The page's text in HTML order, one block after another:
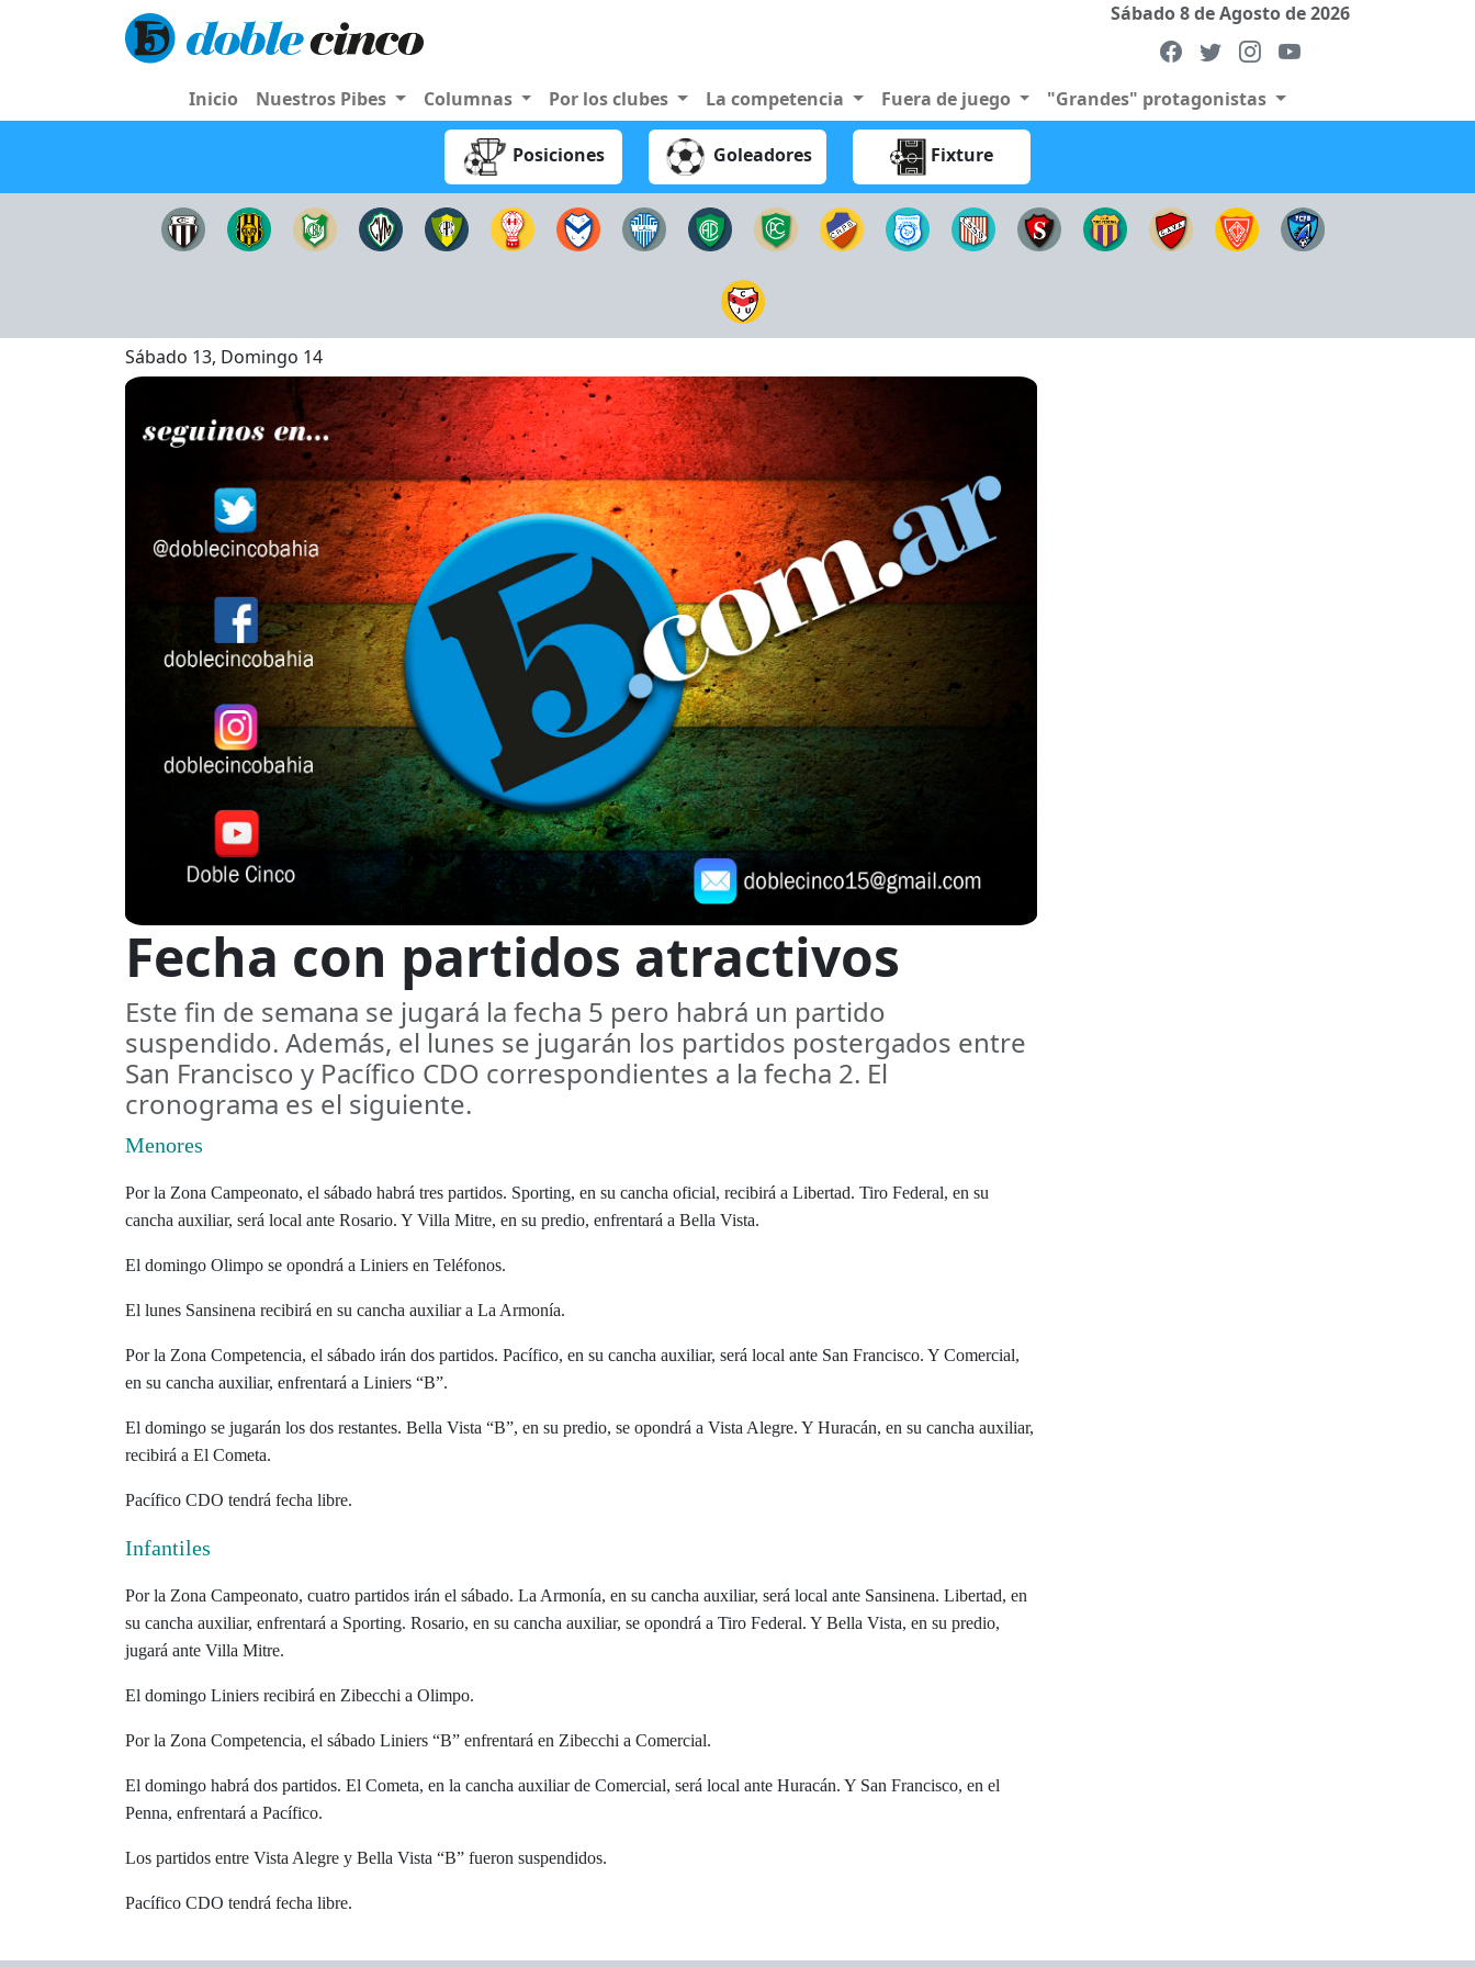
Sábado 8 de Agosto de 2026
Inicio Nuestros Pibes Columnas Por los clubes La competencia Fuera de juego "Grandes" protagonistas
Posiciones Goleadores Fixture
Sábado 13, Domingo 14
Fecha con partidos atractivos
Este fin de semana se jugará la fecha 5 pero habrá un partido
suspendido. Además, el lunes se jugarán los partidos postergados entre
San Francisco y Pací­fico CDO correspondientes a la fecha 2. El
cronograma es el siguiente.
Menores
Por la Zona Campeonato, el sábado habrá tres partidos. Sporting, en su cancha oficial, recibirá a Libertad. Tiro Federal, en su
cancha auxiliar, será local ante Rosario. Y Villa Mitre, en su predio, enfrentará a Bella Vista.
El domingo Olimpo se opondrá a Liniers en Teléfonos.
El lunes Sansinena recibirá en su cancha auxiliar a La Armonía.
Por la Zona Competencia, el sábado irán dos partidos. Pacífico, en su cancha auxiliar, será local ante San Francisco. Y Comercial,
en su cancha auxiliar, enfrentará a Liniers “B”.
El domingo se jugarán los dos restantes. Bella Vista “B”, en su predio, se opondrá a Vista Alegre. Y Huracán, en su cancha auxiliar,
recibirá a El Cometa.
Pacífico CDO tendrá fecha libre.
Infantiles
Por la Zona Campeonato, cuatro partidos irán el sábado. La Armonía, en su cancha auxiliar, será local ante Sansinena. Libertad, en
su cancha auxiliar, enfrentará a Sporting. Rosario, en su cancha auxiliar, se opondrá a Tiro Federal. Y Bella Vista, en su predio,
jugará ante Villa Mitre.
El domingo Liniers recibirá en Zibecchi a Olimpo.
Por la Zona Competencia, el sábado Liniers “B” enfrentará en Zibecchi a Comercial.
El domingo habrá dos partidos. El Cometa, en la cancha auxiliar de Comercial, será local ante Huracán. Y San Francisco, en el
Penna, enfrentará a Pacífico.
Los partidos entre Vista Alegre y Bella Vista “B” fueron suspendidos.
Pacífico CDO tendrá fecha libre.